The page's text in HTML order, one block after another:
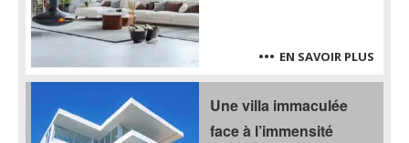
EN SAVOIR PLUS
Une villa immaculée
face à l’immensité